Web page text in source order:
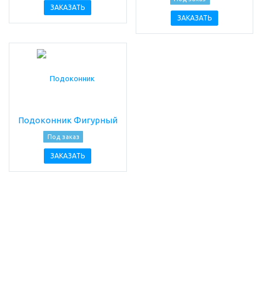
ЗАКАЗАТЬ
ЗАКАЗАТЬ
Подоконник Фигурный
Под заказ
ЗАКАЗАТЬ